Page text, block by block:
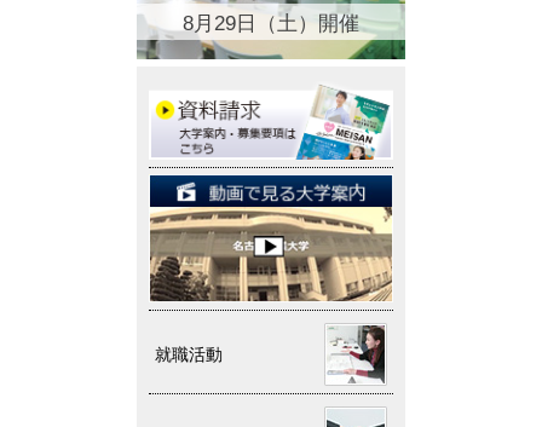
8月29日（土）開催
就職活動